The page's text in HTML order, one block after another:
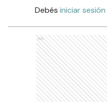
Debés iniciar sesión
Ads